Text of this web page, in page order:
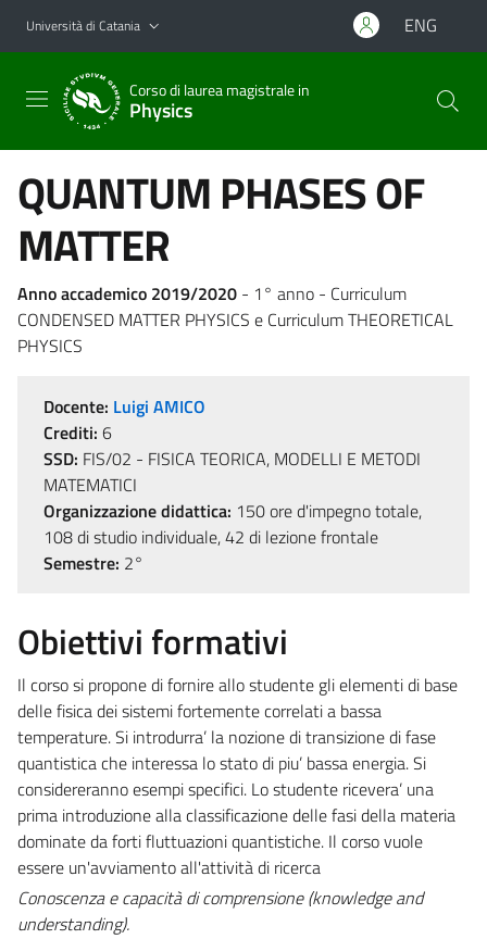
Vai al contenuto principale
Vai al menu di navigazione
Università di Catania ENG
Corso di laurea magistrale in
Physics
QUANTUM PHASES OF
MATTER
Anno accademico 2019/2020 - 1° anno - Curriculum
CONDENSED MATTER PHYSICS e Curriculum THEORETICAL
PHYSICS
Docente: Luigi AMICO
Crediti: 6
SSD: FIS/02 - FISICA TEORICA, MODELLI E METODI
MATEMATICI
Organizzazione didattica: 150 ore d'impegno totale,
108 di studio individuale, 42 di lezione frontale
Semestre: 2°
Obiettivi formativi
Il corso si propone di fornire allo studente gli elementi di base
delle fisica dei sistemi fortemente correlati a bassa
temperature. Si introdurra’ la nozione di transizione di fase
quantistica che interessa lo stato di piu’ bassa energia. Si
considereranno esempi specifici. Lo studente ricevera’ una
prima introduzione alla classificazione delle fasi della materia
dominate da forti fluttuazioni quantistiche. Il corso vuole
essere un'avviamento all'attività di ricerca
Conoscenza e capacità di comprensione (knowledge and
understanding).